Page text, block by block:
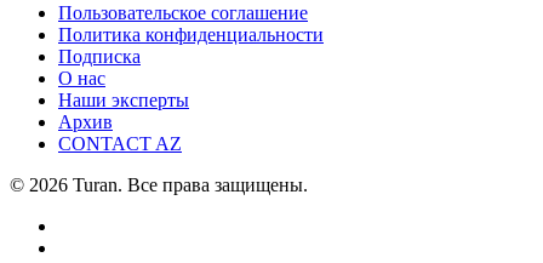
Пользовательское соглашение
Политика конфиденциальности
Подписка
О нас
Наши эксперты
Архив
CONTACT AZ
© 2026 Turan. Все права защищены.